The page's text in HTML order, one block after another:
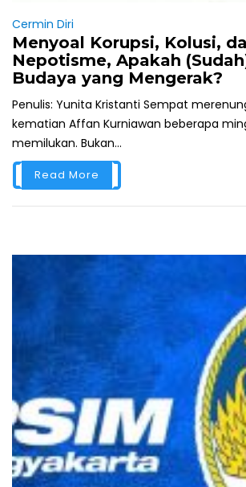
Cermin Diri
Menyoal Korupsi, Kolusi,
Nepotisme, Apakah
Budaya yang Mengerak?
Penulis: Yunita Kristanti Sempat
kematian Affan Kurniawan beberapa
memilukan. Bukan...
Read More